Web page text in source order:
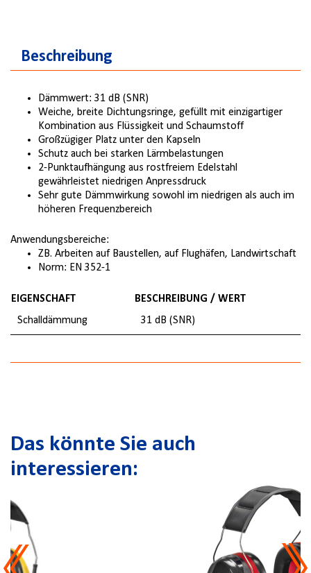
Beschreibung
Dämmwert: 31 dB (SNR)
Weiche, breite Dichtungsringe, gefüllt mit einzigartiger
Kombination aus Flüssigkeit und Schaumstoff
Großzügiger Platz unter den Kapseln
Schutz auch bei starken Lärmbelastungen
2-Punktaufhängung aus rostfreiem Edelstahl
gewährleistet niedrigen Anpressdruck
Sehr gute Dämmwirkung sowohl im niedrigen als auch im
höheren Frequenzbereich
Anwendungsbereiche:
ZB. Arbeiten auf Baustellen, auf Flughäfen, Landwirtschaft
Norm: EN 352-1
EIGENSCHAFT
BESCHREIBUNG / WERT
Schalldämmung
31 dB (SNR)
Das könnte Sie auch
interessieren: